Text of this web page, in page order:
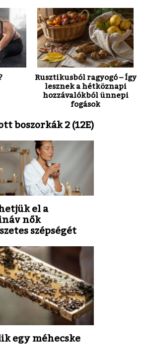
Rusztikusból ragyogó – Így
lesznek a hétköznapi
hozzávalókból ünnepi
fogások
boszorkák 2 (12E)
el a
nők
szépségét
egy méhecske